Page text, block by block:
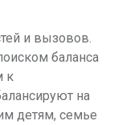
и вызовов.
баланса
к
на
детям, семье